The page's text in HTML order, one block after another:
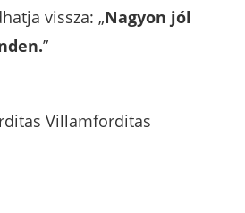
vissza: „Nagyon jól
”